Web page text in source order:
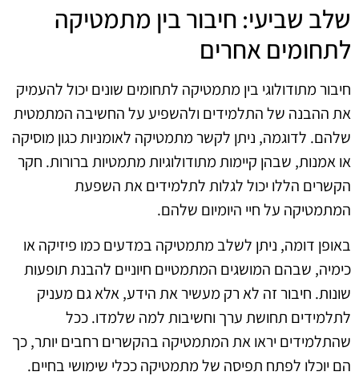
שלב שביעי: חיבור בין מתמטיקה
לתחומים אחרים
חיבור מתודולוגי בין מתמטיקה לתחומים שונים יכול להעמיק
את ההבנה של התלמידים ולהשפיע על החשיבה המתמטית
שלהם. לדוגמה, ניתן לקשר מתמטיקה לאומניות כגון מוסיקה
או אמנות, שבהן קיימות מתודולוגיות מתמטיות ברורות. חקר
הקשרים הללו יכול לגלות לתלמידים את השפעת
המתמטיקה על חיי היומיום שלהם.
באופן דומה, ניתן לשלב מתמטיקה במדעים כמו פיזיקה או
כימיה, שבהם המושגים המתמטיים חיוניים להבנת תופעות
שונות. חיבור זה לא רק מעשיר את הידע, אלא גם מעניק
לתלמידים תחושת ערך וחשיבות למה שלמדו. ככל
שהתלמידים יראו את המתמטיקה בהקשרים רחבים יותר, כך
הם יוכלו לפתח תפיסה של מתמטיקה ככלי שימושי בחיים.